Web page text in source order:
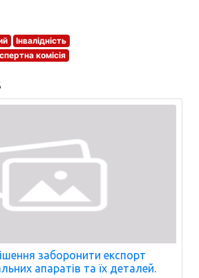
Інвалідність
комісія
заборонити експорт
апаратів та їх деталей.